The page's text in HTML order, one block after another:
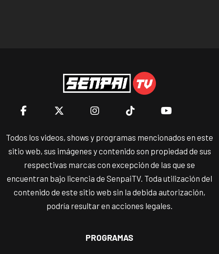
Todos los videos, shows y programas mencionados en este
sitio web, sus imágenes y contenido son propiedad de sus
respectivas marcas con excepción de las que se
encuentran bajo licencia de SenpaiTV. Toda utilización del
contenido de este sitio web sin la debida autorización,
podría resultar en acciones legales.
PROGRAMAS